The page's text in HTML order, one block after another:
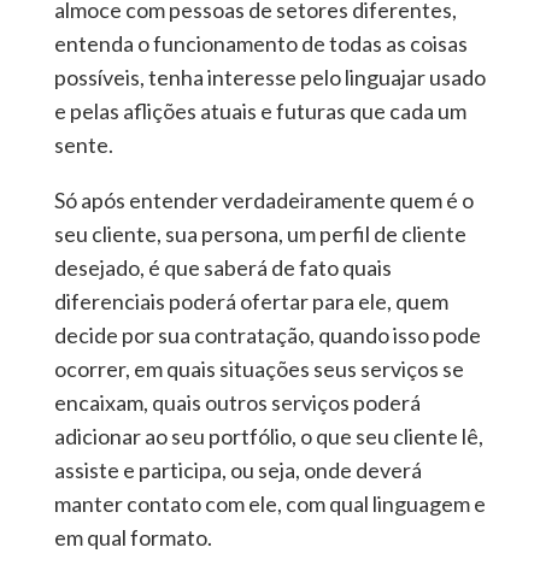
almoce com pessoas de setores diferentes,
entenda o funcionamento de todas as coisas
possíveis, tenha interesse pelo linguajar usado
e pelas aflições atuais e futuras que cada um
sente.
Só após entender verdadeiramente quem é o
seu cliente, sua persona, um perfil de cliente
desejado, é que saberá de fato quais
diferenciais poderá ofertar para ele, quem
decide por sua contratação, quando isso pode
ocorrer, em quais situações seus serviços se
encaixam, quais outros serviços poderá
adicionar ao seu portfólio, o que seu cliente lê,
assiste e participa, ou seja, onde deverá
manter contato com ele, com qual linguagem e
em qual formato.